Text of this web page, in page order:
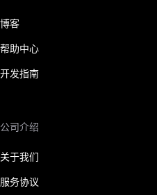
博客
帮助中心
开发指南
公司介绍
关于我们
服务协议